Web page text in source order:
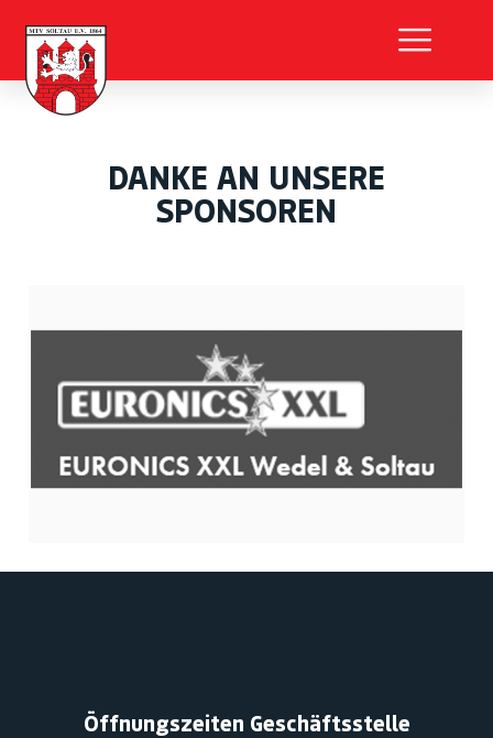
DANKE AN UNSERE
SPONSOREN
Öffnungszeiten Geschäftsstelle